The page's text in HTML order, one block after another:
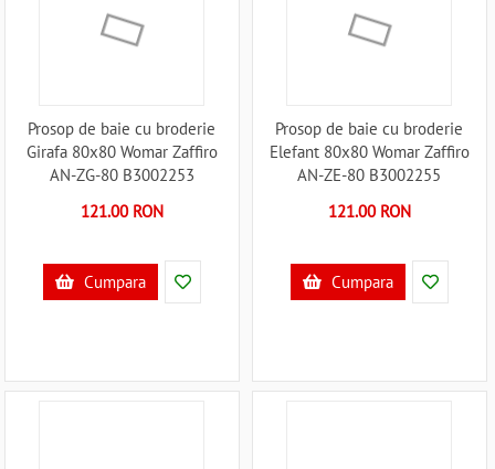
Prosop de baie cu broderie
Girafa 80x80 Womar Zaffiro
AN-ZG-80 B3002253
121.00 RON
Cumpara
Prosop de baie cu broderie
Elefant 80x80 Womar Zaffiro
AN-ZE-80 B3002255
121.00 RON
Cumpara